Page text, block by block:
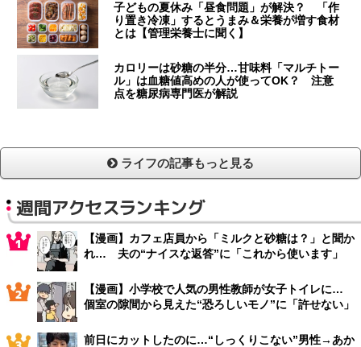
子どもの夏休み「昼食問題」が解決？ 「作
り置き冷凍」するとうまみ＆栄養が増す食材
とは【管理栄養士に聞く】
カロリーは砂糖の半分…甘味料「マルチトー
ル」は血糖値高めの人が使ってOK？ 注意
点を糖尿病専門医が解説
ライフの記事もっと見る
週間アクセスランキング
【漫画】カフェ店員から「ミルクと砂糖は？」と聞か
れ… 夫の“ナイスな返答”に「これから使います」
【漫画】小学校で人気の男性教師が女子トイレに…
個室の隙間から見えた“恐ろしいモノ”に「許せない」
前日にカットしたのに…“しっくりこない”男性→あか